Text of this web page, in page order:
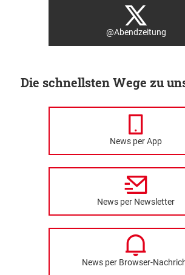
@Abendzeitung
Die schnellsten Wege zu
News per App
News per Newsletter
News per Browser-